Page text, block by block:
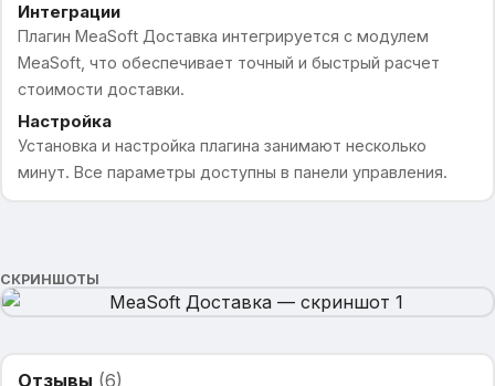
Интеграции
Плагин MeaSoft Доставка интегрируется с модулем
MeaSoft, что обеспечивает точный и быстрый расчет
стоимости доставки.
Настройка
Установка и настройка плагина занимают несколько
минут. Все параметры доступны в панели управления.
СКРИНШОТЫ
Отзывы (6)